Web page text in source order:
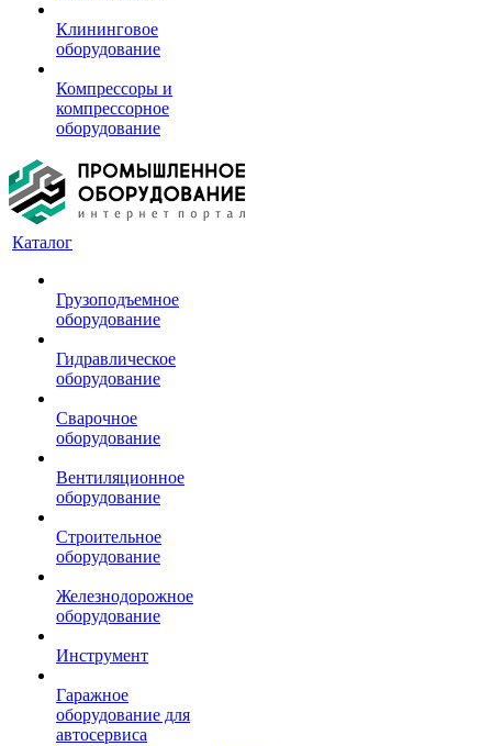
Клининговое
оборудование
Компрессоры и
компрессорное
оборудование
Каталог
Грузоподъемное
оборудование
Гидравлическое
оборудование
Сварочное
оборудование
Вентиляционное
оборудование
Строительное
оборудование
Железнодорожное
оборудование
Инструмент
Гаражное
оборудование для
автосервиса